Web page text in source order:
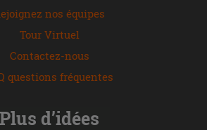
nos équipes
Tour Virtuel
Contactez-nous
questions fréquentes
Plus d’idées